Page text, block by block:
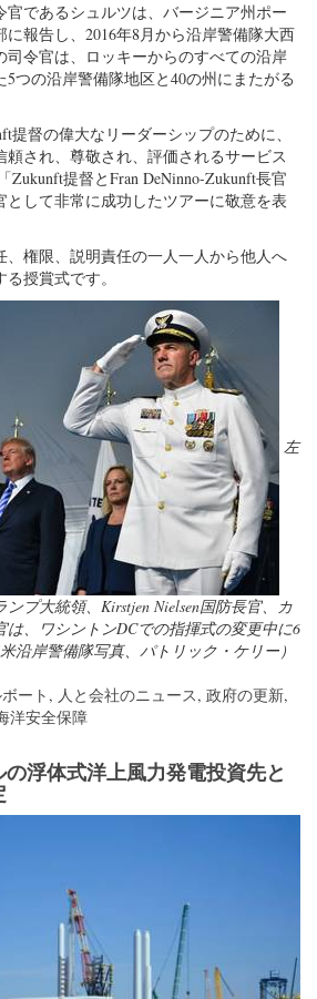
官であるシュルツは、バージニア州ポー
報告し、2016年8月から沿岸警備隊大西
司令官は、ロッキーからのすべての沿岸
つの沿岸警備隊地区と40の州にまたがる
提督の偉大なリーダーシップのために、
され、尊敬され、評価されるサービス
Zukunft提督とFran DeNinno-Zukunft長官
として非常に成功したツアーに敬意を表
、権限、説明責任の一人一人から他人へ
授賞式です。
左
プ大統領、Kirstjen Nielsen国防長官、カ
は、ワシントンDCでの指揮式の変更中に6
沿岸警備隊写真、パトリック・ケリー）
ート , 人と会社のニュース, 政府の更新,
洋安全保障
浮体式洋上風力発電投資先と